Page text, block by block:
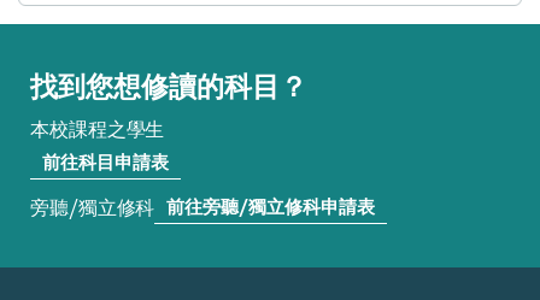
找到您想修讀的科目？
本校課程之學生
前往科目申請表
旁聽/獨立修科 前往旁聽/獨立修科申請表